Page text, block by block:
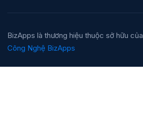
BizApps là thương hiệu thuộc sở hữu của
Công Nghệ BizApps